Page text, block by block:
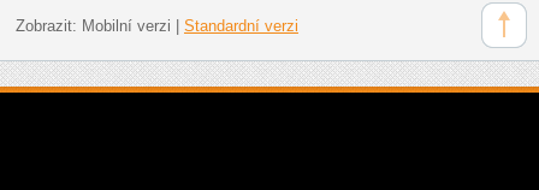
Zobrazit: Mobilní verzi Standardní verzi